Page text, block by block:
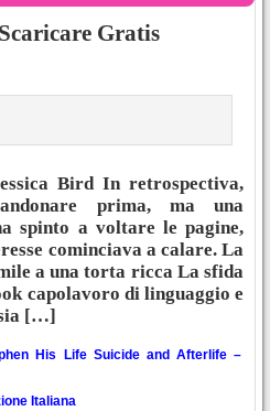
Gratis
Bird In retrospectiva,
prima, ma una
spinto a voltare le pagine,
cominciava a calare. La
a una torta ricca La sfida
capolavoro di linguaggio e
sia […]
His Life Suicide and Afterlife –
Italiana